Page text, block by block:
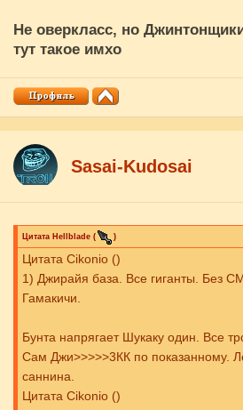
Не оверкласс, но
тут такое имхо
Sasai-Kudosai
Цитата Hellblade ( )
Цитата Cikоnio ()
1) Джирайя база. Все гиганты. Без
Гамакичи.
Бунта напрягает Шукаку один. Все
Сам Джи>>>>>3КК по показанному.
саннина.
Цитата Cikоnio ()